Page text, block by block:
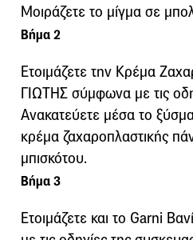
Μοιράζετε το μίγμα σε
Βήμα 2
Ετοιμάζετε την Κρέμα
ΓΙΩΤΗΣ σύμφωνα με τις
Ανακατεύετε μέσα το
κρέμα ζαχαροπλαστικής
μπισκότου.
Βήμα 3
Eτοιμάζετε και το Garni